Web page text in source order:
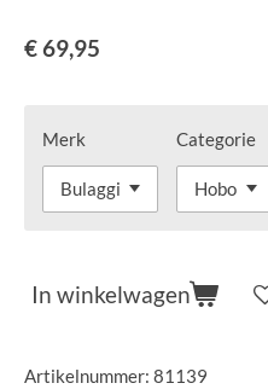
€ 69,95
Merk Categorie
In winkelwagen
Artikelnummer: 81139